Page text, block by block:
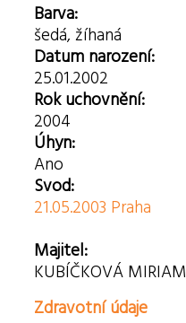
Barva:
šedá, žíhaná
Datum narození:
25.01.2002
Rok uchovnění:
2004
Úhyn:
Ano
Svod:
21.05.2003 Praha
Majitel:
KUBÍČKOVÁ MIRIAM
Zdravotní údaje